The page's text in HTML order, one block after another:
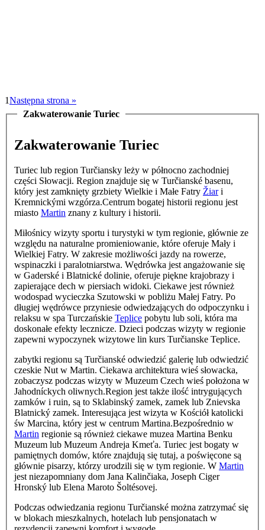
1Następna strona »
Zakwaterowanie Turiec
Zakwaterowanie Turiec
Turiec lub region Turčiansky leży w północno zachodniej
części Słowacji. Region znajduje się w Turčianské basenu,
który jest zamknięty grzbiety Wielkie i Małe Fatry Žiari
Kremnickými wzgórza.Centrum bogatej historii regionu jest
miasto Martin znany z kultury i historii.
Miłośnicy wizyty sportu i turystyki w tym regionie, głównie ze
względu na naturalne promieniowanie, które oferuje Mały i
Wielkiej Fatry. W zakresie możliwości jazdy na rowerze,
wspinaczki i paralotniarstwa. Wędrówka jest angażowanie się
w Gaderské i Blatnické dolinie, oferuje piękne krajobrazy i
zapierające dech w piersiach widoki. Ciekawe jest również
wodospad wycieczka Szutowski w pobliżu Małej Fatry. Po
długiej wędrówce przyniesie odwiedzających do odpoczynku i
relaksu w spa Turczańskie Teplice pobytu lub soli, która ma
doskonałe efekty lecznicze. Dzieci podczas wizyty w regionie
zapewni wypoczynek wizytowe lin kurs Turčianske Teplice.
zabytki regionu są Turčianské odwiedzić galerię lub odwiedzić
czeskie Nut w Martin. Ciekawa architektura wieś ​​słowacka,
zobaczysz podczas wizyty w Muzeum Czech wieś ​​położona w
Jahodníckych oliwnych.Region jest także ilość intrygujących
zamków i ruin, są to Sklabinský zamek, zamek lub Znievska
Blatnický zamek. Interesująca jest wizyta w Kościół katolicki
św Marcina, który jest w centrum Martina.Bezpośrednio w
Martin regionie są również ciekawe muzea Martina Benku
Muzeum lub Muzeum Andreja Kmeťa. Turiec jest bogaty w
pamiętnych domów, które znajdują się tutaj, a poświęcone są
głównie pisarzy, którzy urodzili się w tym regionie. W Martin
jest niezapomniany dom Jana Kalinčiaka, Joseph Ciger
Hronský lub Elena Maroto Šoltésovej.
Podczas odwiedzania regionu Turčianské można zatrzymać się
w blokach mieszkalnych, hotelach lub pensjonatach w